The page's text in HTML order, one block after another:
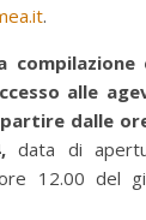
.
alle
dalle
data di
12.00 del